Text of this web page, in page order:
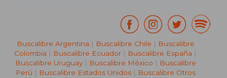
Buscalibre Argentina | Buscalibre Chile | Buscalibre
Colombia | Buscalibre Ecuador | Buscalibre España |
Buscalibre Uruguay| Buscalibre México | Buscalibre
Perú | Buscalibre Estados Unidos| Buscalibre Otros